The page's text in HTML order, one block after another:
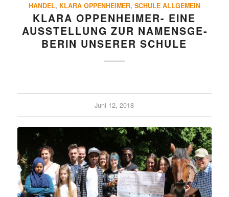
HANDEL, KLARA OPPENHEIMER, SCHULE ALLGEMEIN
KLARA OPPEN­HEIMER- EINE
AUSSTEL­LUNG ZUR NAMENS­GE­
BERIN UNSERER SCHULE
Juni 12, 2018